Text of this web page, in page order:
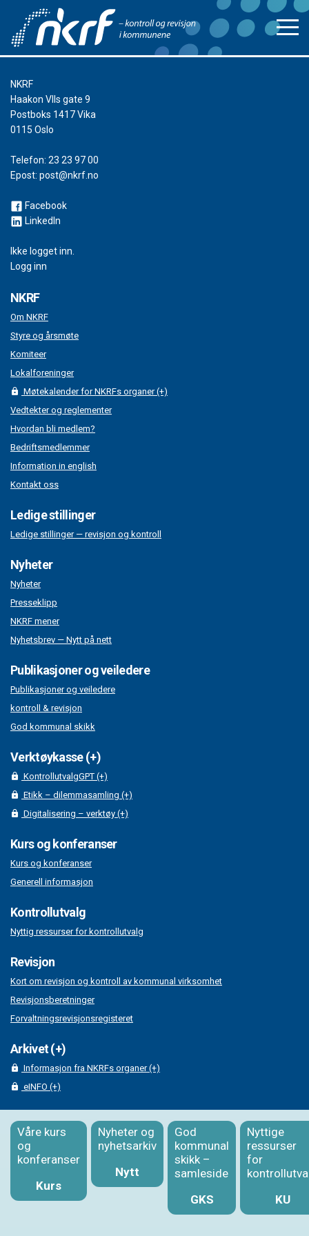
NKRF
Haakon VIIs gate 9
Postboks 1417 Vika
0115 Oslo
Telefon: 23 23 97 00
Epost: post@nkrf.no
Facebook
LinkedIn
Ikke logget inn.
Logg inn
NKRF
Om NKRF
Styre og årsmøte
Komiteer
Lokalforeninger
Møtekalender for NKRFs organer (+)
Vedtekter og reglementer
Hvordan bli medlem?
Bedriftsmedlemmer
Information in english
Kontakt oss
Ledige stillinger
Ledige stillinger — revisjon og kontroll
Nyheter
Nyheter
Presseklipp
NKRF mener
Nyhetsbrev — Nytt på nett
Publikasjoner og veiledere
Publikasjoner og veiledere
kontroll & revisjon
God kommunal skikk
Verktøykasse (+)
KontrollutvalgGPT (+)
Etikk – dilemmasamling (+)
Digitalisering – verktøy (+)
Kurs og konferanser
Kurs og konferanser
Generell informasjon
Kontrollutvalg
Nyttig ressurser for kontrollutvalg
Revisjon
Kort om revisjon og kontroll av kommunal virksomhet
Revisjonsberetninger
Forvaltningsrevisjonsregisteret
Arkivet (+)
Informasjon fra NKRFs organer (+)
eINFO (+)
Våre kurs
og
konferanser
Kurs
Nyheter og
nyhetsarkiv
Nytt
God
kommunal
skikk –
samleside
GKS
Nyttige
ressurser
for
KU